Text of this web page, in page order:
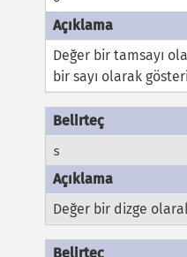
Değer bir tamsayı
bir sayı olarak
s
Değer bir dizge